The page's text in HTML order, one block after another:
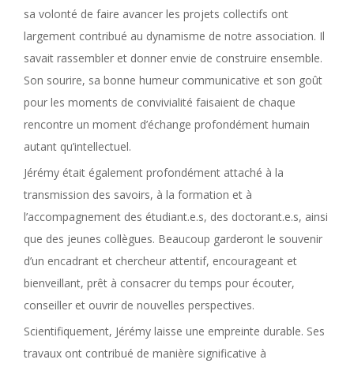
sa volonté de faire avancer les projets collectifs ont
largement contribué au dynamisme de notre association. Il
savait rassembler et donner envie de construire ensemble.
Son sourire, sa bonne humeur communicative et son goût
pour les moments de convivialité faisaient de chaque
rencontre un moment d’échange profondément humain
autant qu’intellectuel.
Jérémy était également profondément attaché à la
transmission des savoirs, à la formation et à
l’accompagnement des étudiant.e.s, des doctorant.e.s, ainsi
que des jeunes collègues. Beaucoup garderont le souvenir
d’un encadrant et chercheur attentif, encourageant et
bienveillant, prêt à consacrer du temps pour écouter,
conseiller et ouvrir de nouvelles perspectives.
Scientifiquement, Jérémy laisse une empreinte durable. Ses
travaux ont contribué de manière significative à